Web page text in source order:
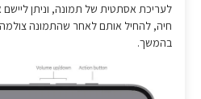
לעריכת אסתטית של תמונה, וניתן
חיה, להחיל אותם לאחר שהתמונה צולמה,
בהמשך.